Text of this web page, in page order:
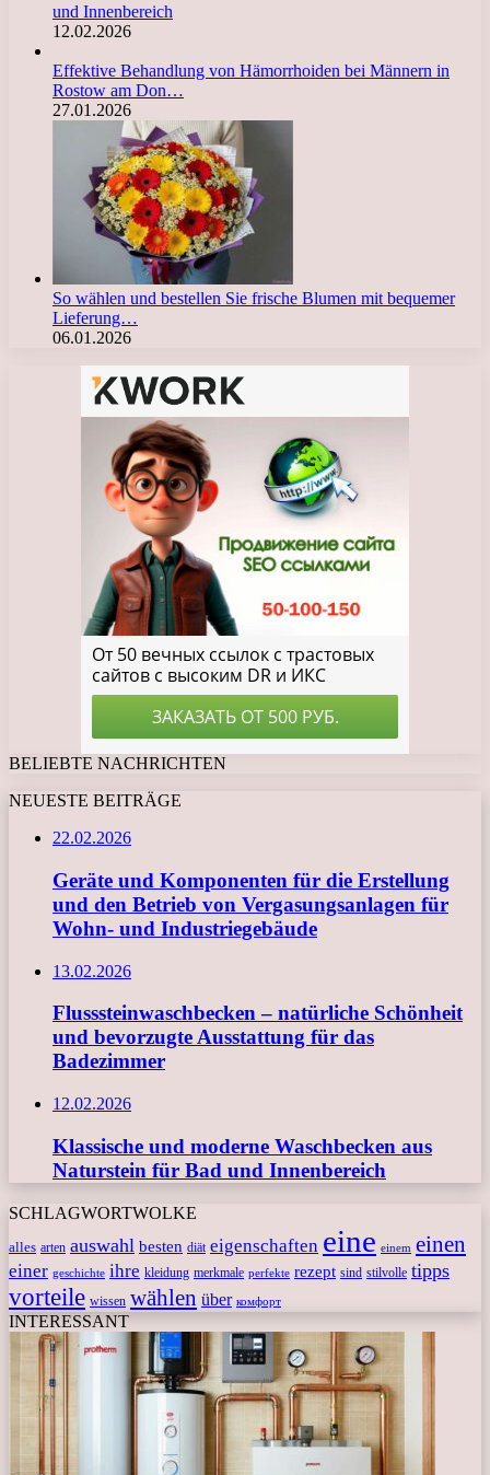
und Innenbereich
12.02.2026
Effektive Behandlung von Hämorrhoiden bei Männern in
Rostow am Don…
27.01.2026
So wählen und bestellen Sie frische Blumen mit bequemer
Lieferung…
06.01.2026
BELIEBTE NACHRICHTEN
NEUESTE BEITRÄGE
22.02.2026
Geräte und Komponenten für die Erstellung
und den Betrieb von Vergasungsanlagen für
Wohn- und Industriegebäude
13.02.2026
Flusssteinwaschbecken – natürliche Schönheit
und bevorzugte Ausstattung für das
Badezimmer
12.02.2026
Klassische und moderne Waschbecken aus
Naturstein für Bad und Innenbereich
SCHLAGWORTWOLKE
alles arten auswahl besten diät eigenschaften eine einem einen
einer geschichte ihre kleidung merkmale perfekte rezept sind stilvolle tipps
vorteile wissen wählen über комфорт
INTERESSANT